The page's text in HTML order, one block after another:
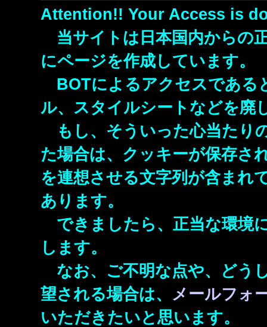
Attention!! Your Access is
当サイトは日本国内からの
にページを作成しています。
BOTによるアクセスである
ル、スタイルシートなどを廃
もし、そういった心当たり
た場合は、クッキーが保存さ
を連想させる文字列が含まれ
あります。
できましたら、正当な環境
します。
なお、ご不明な点や、どう
望される場合は、 メールフォ
いただきたいと思います。